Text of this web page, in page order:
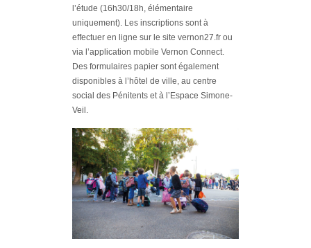
l’étude (16h30/18h, élémentaire
uniquement). Les inscriptions sont à
effectuer en ligne sur le site vernon27.fr ou
via l’application mobile Vernon Connect.
Des formulaires papier sont également
disponibles à l’hôtel de ville, au centre
social des Pénitents et à l’Espace Simone-
Veil.